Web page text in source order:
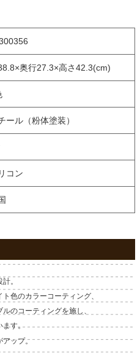
奥行27.3×高さ42.3(cm)
ール（粉体塗装）
コン
。
色のカラーコーティング、
のコーティングを施し、
ます。
ップ。